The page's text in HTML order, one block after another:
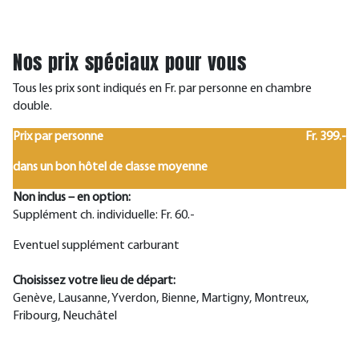
Nos prix spéciaux pour vous
Tous les prix sont indiqués en Fr. par personne en chambre
double.
Prix par personne Fr. 399.-
dans un bon hôtel de classe moyenne
Non inclus – en option:
Supplément ch. individuelle: Fr. 60.-
Eventuel supplément carburant
Choisissez votre lieu de départ:
Genève, Lausanne, Yverdon, Bienne, Martigny, Montreux,
Fribourg, Neuchâtel